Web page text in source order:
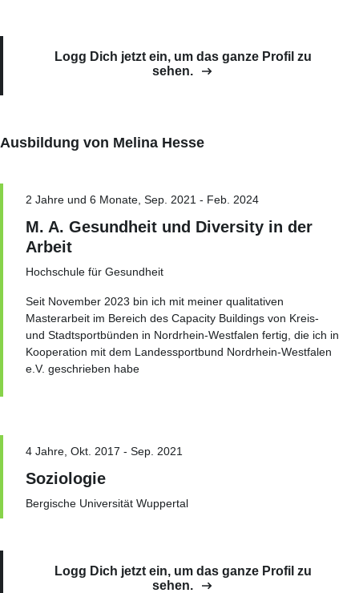
Logg Dich jetzt ein, um das ganze Profil zu
sehen.
Ausbildung von Melina Hesse
2 Jahre und 6 Monate, Sep. 2021 - Feb. 2024
M. A. Gesundheit und Diversity in der
Arbeit
Hochschule für Gesundheit
Seit November 2023 bin ich mit meiner qualitativen
Masterarbeit im Bereich des Capacity Buildings von Kreis-
und Stadtsportbünden in Nordrhein-Westfalen fertig, die ich in
Kooperation mit dem Landessportbund Nordrhein-Westfalen
e.V. geschrieben habe
4 Jahre, Okt. 2017 - Sep. 2021
Soziologie
Bergische Universität Wuppertal
Logg Dich jetzt ein, um das ganze Profil zu
sehen.